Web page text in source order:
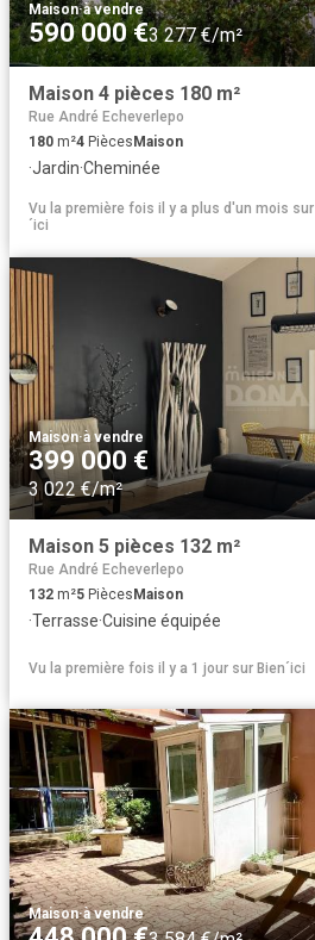
Maison·à vendre
590 000 €3 277 €/m²
Maison 4 pièces 180 m²
Rue André Echeverlepo
180 m²4 Pièces Maison
·Jardin·Cheminée
Vu la première fois il y a plus d'un mois sur
´ici
Maison·à vendre
399 000 €
3 022 €/m²
Maison 5 pièces 132 m²
Rue André Echeverlepo
132 m²5 PiècesMaison
·Terrasse·Cuisine équipée
Vu la première fois il y a 1 jour sur Bien´ici
Maison·à vendre